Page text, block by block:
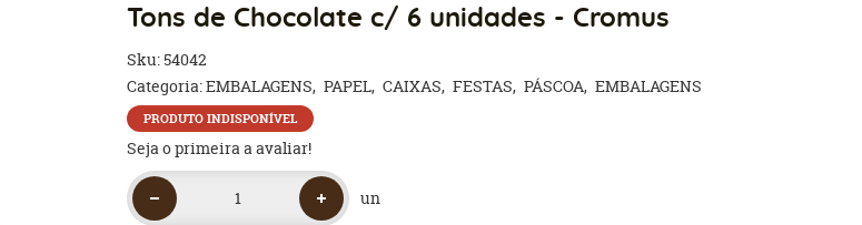
Tons de Chocolate c/ 6 unidades - Cromus
Sku:54042
Categoria:EMBALAGENS PAPEL CAIXAS FESTAS PÁSCOA EMBALAGENS
PRODUTO INDISPONÍVEL
Seja o primeira a avaliar!
un